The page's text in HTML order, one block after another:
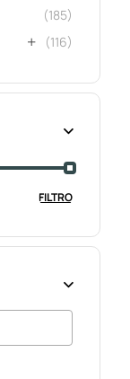
(185)
(116)
FILTRO